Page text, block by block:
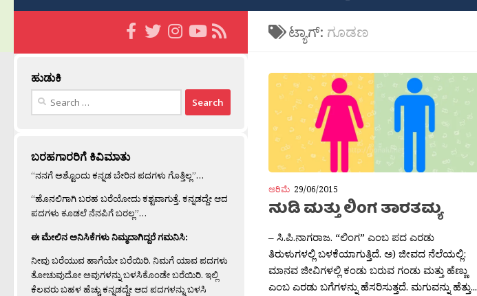
ಟ್ಯಾಗ್: ಗೂಡಣ
ಅರಿಮೆ 29/06/2015
ನುಡಿ ಮತ್ತು ಲಿಂಗ ತಾರತಮ್ಯ
– ಸಿ.ಪಿ.ನಾಗರಾಜ. “ಲಿಂಗ” ಎಂಬ ಪದ ಎರಡು
ತಿರುಳುಗಳಲ್ಲಿ ಬಳಕೆಯಾಗುತ್ತಿದೆ. ಅ) ಜೀವದ ನೆಲೆಯಲ್ಲಿ:
ಮಾನವ ಜೀವಿಗಳಲ್ಲಿ ಕಂಡು ಬರುವ ಗಂಡು ಮತ್ತು ಹೆಣ್ಣು
ಎಂಬ ಎರಡು ಬಗೆಗಳನ್ನು ಹೆಸರಿಸುತ್ತದೆ. ಮಗುವನ್ನು ಹೆತ್ತು...
ಹುಡುಕಿ
Search
ಬರಹಗಾರರಿಗೆ ಕಿವಿಮಾತು
“ನನಗೆ ಅಶ್ಟೊಂದು ಕನ್ನಡ ಬೇರಿನ ಪದಗಳು ಗೊತ್ತಿಲ್ಲ”…
“ಹೊನಲಿಗಾಗಿ ಬರಹ ಬರೆಯೋದು ಕಶ್ಟವಾಗುತ್ತೆ. ಕನ್ನಡದ್ದೇ ಆದ
ಪದಗಳು ಕೂಡಲೆ ನೆನಪಿಗೆ ಬರಲ್ಲ”…
ಈ ಮೇಲಿನ ಅನಿಸಿಕೆಗಳು ನಿಮ್ಮದಾಗಿದ್ದರೆ ಗಮನಿಸಿ:
ನೀವು ಬರೆಯುವ ಹಾಗೆಯೇ ಬರೆಯಿರಿ. ನಿಮಗೆ ಯಾವ ಪದಗಳು
ತೋಚುವುದೋ ಅವುಗಳನ್ನು ಬಳಸಿಕೊಂಡೇ ಬರೆಯಿರಿ. ಇಲ್ಲಿ
ಕೆಲವರು ಬಹಳ ಹೆಚ್ಚು ಕನ್ನಡದ್ದೇ ಆದ ಪದಗಳನ್ನು ಬಳಸಿ